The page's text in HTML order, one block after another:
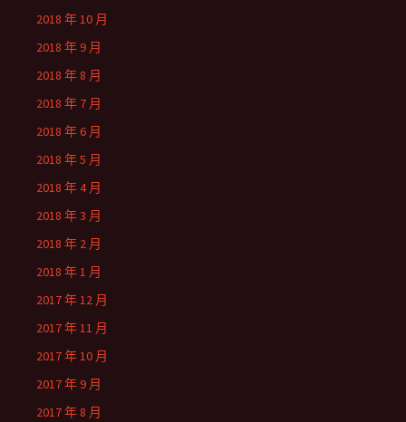
2018 年 10 月
2018 年 9 月
2018 年 8 月
2018 年 7 月
2018 年 6 月
2018 年 5 月
2018 年 4 月
2018 年 3 月
2018 年 2 月
2018 年 1 月
2017 年 12 月
2017 年 11 月
2017 年 10 月
2017 年 9 月
2017 年 8 月